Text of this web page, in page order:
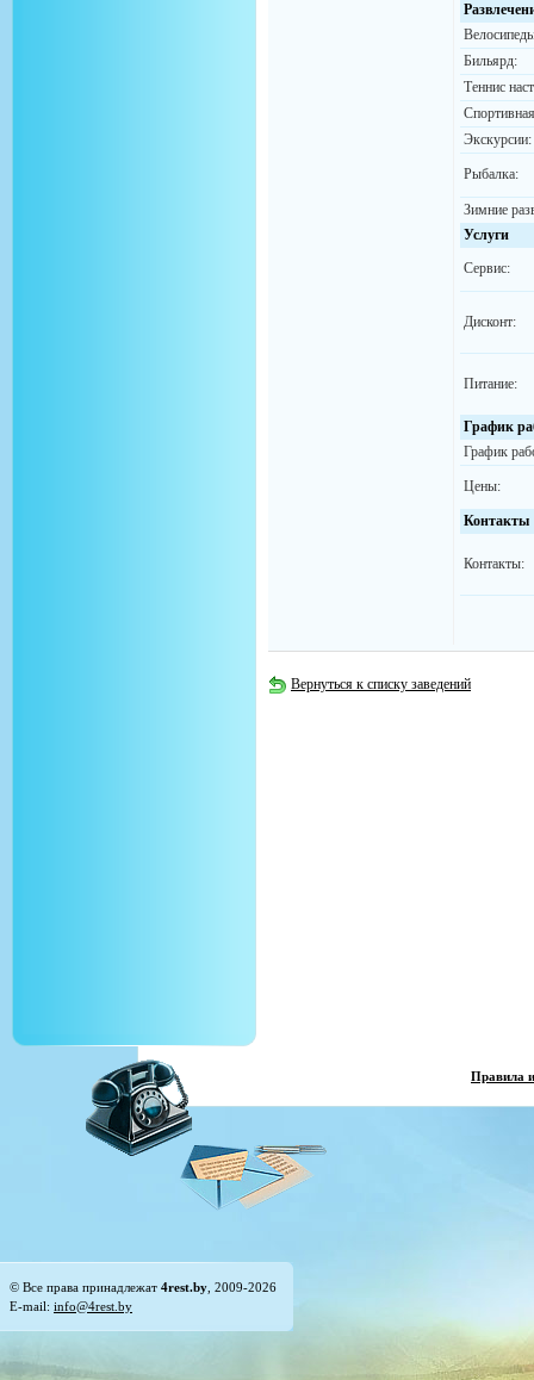
Бильярд:
Теннис
Экскурсии:
Рыбалка:
Зимние
Услуги
Сервис:
Дисконт:
Питание:
График
График
Цены:
Контакты
Контакты:
Вернуться к списку заведений
Правила
© Все права принадлежат 4rest.by , 2009-2026
E-mail: info@4rest.by